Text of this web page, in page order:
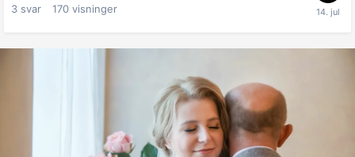
3 svar 170 visninger